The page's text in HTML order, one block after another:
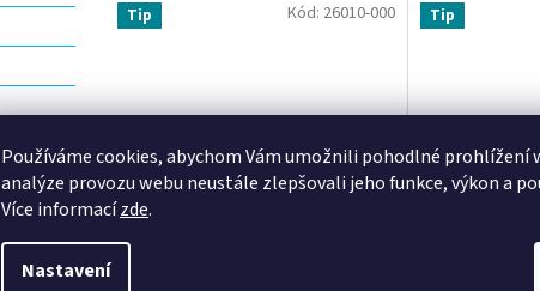
Používáme cookies, abychom Vám umožnili pohodlné prohlížení
analýze provozu webu neustále zlepšovali jeho funkce, výkon a
Více informacízde.
Nastavení
Tip Kód: 26010-000 Tip